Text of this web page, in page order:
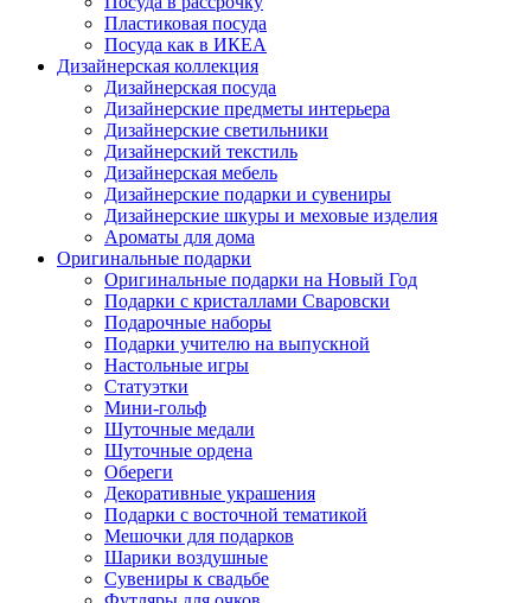
Пластиковая посуда
Посуда как в ИКЕА
Дизайнерская коллекция
Дизайнерская посуда
Дизайнерские предметы интерьера
Дизайнерские светильники
Дизайнерский текстиль
Дизайнерская мебель
Дизайнерские подарки и сувениры
Дизайнерские шкуры и меховые изделия
Ароматы для дома
Оригинальные подарки
Оригинальные подарки на Новый Год
Подарки с кристаллами Сваровски
Подарочные наборы
Подарки учителю на выпускной
Настольные игры
Статуэтки
Мини-гольф
Шуточные медали
Шуточные ордена
Обереги
Декоративные украшения
Подарки с восточной тематикой
Мешочки для подарков
Шарики воздушные
Сувениры к свадьбе